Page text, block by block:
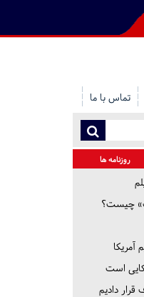
تماس با ما
روزنامه ها
چیست؟
آمریکا
است
دادیم